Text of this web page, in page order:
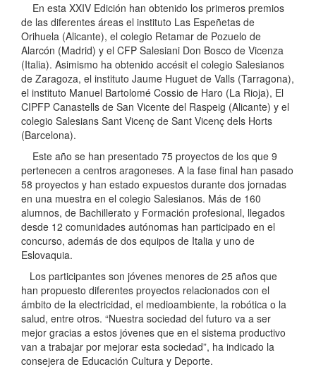
En esta XXIV Edición han obtenido los primeros premios
de las diferentes áreas el instituto Las Espeñetas de
Orihuela (Alicante), el colegio Retamar de Pozuelo de
Alarcón (Madrid) y el CFP Salesiani Don Bosco de Vicenza
(Italia). Asimismo ha obtenido accésit el colegio Salesianos
de Zaragoza, el instituto Jaume Huguet de Valls (Tarragona),
el instituto Manuel Bartolomé Cossio de Haro (La Rioja), El
CIPFP Canastells de San Vicente del Raspeig (Alicante) y el
colegio Salesians Sant Vicenç de Sant Vicenç dels Horts
(Barcelona).
Este año se han presentado 75 proyectos de los que 9
pertenecen a centros aragoneses. A la fase final han pasado
58 proyectos y han estado expuestos durante dos jornadas
en una muestra en el colegio Salesianos. Más de 160
alumnos, de Bachillerato y Formación profesional, llegados
desde 12 comunidades autónomas han participado en el
concurso, además de dos equipos de Italia y uno de
Eslovaquia.
Los participantes son jóvenes menores de 25 años que
han propuesto diferentes proyectos relacionados con el
ámbito de la electricidad, el medioambiente, la robótica o la
salud, entre otros. “Nuestra sociedad del futuro va a ser
mejor gracias a estos jóvenes que en el sistema productivo
van a trabajar por mejorar esta sociedad”, ha indicado la
consejera de Educación Cultura y Deporte.